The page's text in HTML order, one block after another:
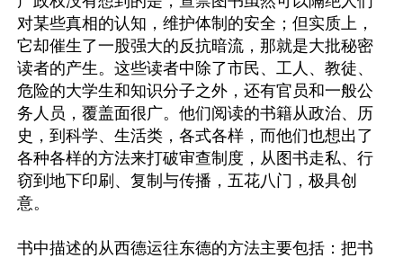
对某些真相的认知，维护体制的安全；但实质上，
它却催生了一股强大的反抗暗流，那就是大批秘密
读者的产生。这些读者中除了市民、工人、教徒、
危险的大学生和知识分子之外，还有官员和一般公
务人员，覆盖面很广。他们阅读的书籍从政治、历
史，到科学、生活类，各式各样，而他们也想出了
各种各样的方法来打破审查制度，从图书走私、行
窃到地下印刷、复制与传播，五花八门，极具创
意。
书中描述的从西德运往东德的方法主要包括：把书